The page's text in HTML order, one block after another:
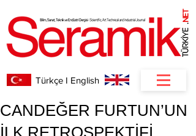
.
NET
Türkçe I English
CANDEĞER FURTUN’UN
İLK RETROSPEKTİFİ